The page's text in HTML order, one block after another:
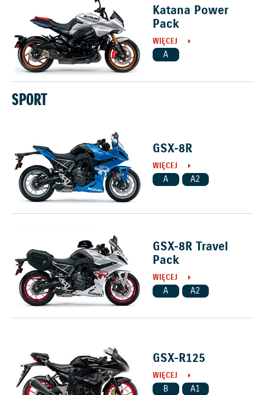
Katana Power
Pack
WIĘCEJ
A
SPORT
GSX-8R
WIĘCEJ
A A2
GSX-8R Travel
Pack
WIĘCEJ
A A2
GSX-R125
WIĘCEJ
B A1